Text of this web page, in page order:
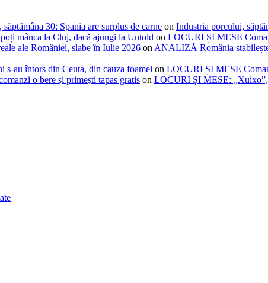
30: Spania are surplus de carne on Industria porcului,
mânca la Cluj, dacă ajungi la Untold on LOCURI ȘI MESE
ale României, slabe în Iulie 2026 on ANALIZĂ România
s-au întors din Ceuta, din cauza foamei on LOCURI ȘI MESE
o bere și primești tapas gratis on LOCURI ȘI MESE: „Xuixo”,